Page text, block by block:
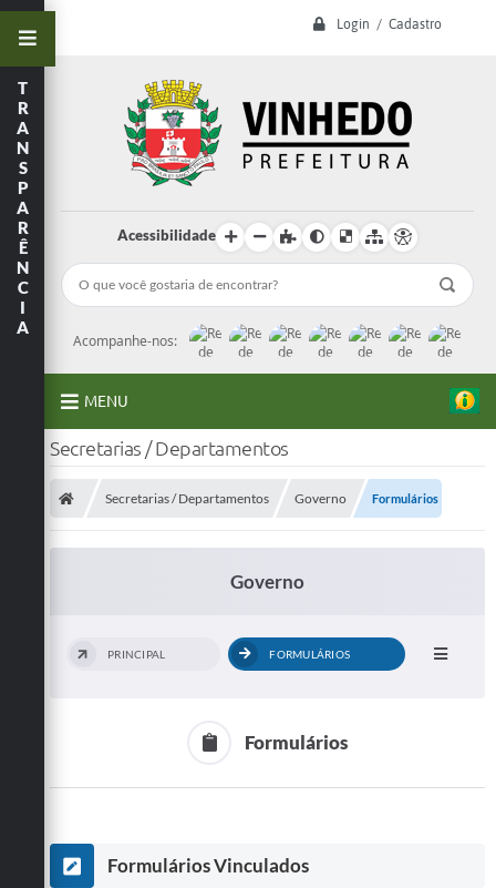
Login / Cadastro
Acessibilidade
Acompanhe-nos:
MENU
A Prefeitura
Secretarias
Telefones
Inclusão e Acessibilidade
Transporte Coletivo Municipal (Horários e
T
R
A
N
S
P
A
R
Ê
N
C
I
A
Secretarias / Departamentos
Secretarias / Departamentos Governo Formulários
Governo
PRINCIPAL FORMULÁRIOS
Formulários
Formulários Vinculados